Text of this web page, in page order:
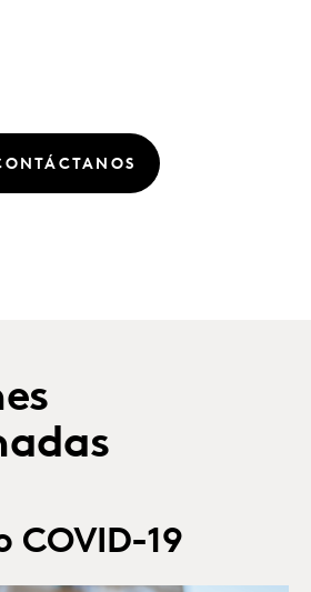
COVID-19